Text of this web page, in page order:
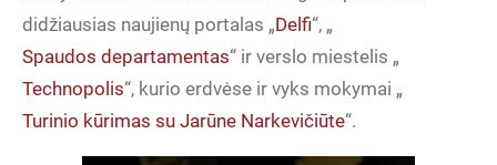
didžiausias naujienų portalas „Delfi“, „
Spaudos departamentas“ ir verslo miestelis „
Technopolis“, kurio erdvėse ir vyks mokymai „
Turinio kūrimas su Jarūne Narkevičiūte“.